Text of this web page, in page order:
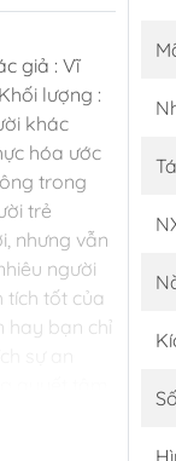
giả : Vĩ
lượng :
khác
hóa ước
trong
trẻ
nhưng vẫn
người
tích tốt của
hay bạn chỉ
quyết tâm
công
biết bơi